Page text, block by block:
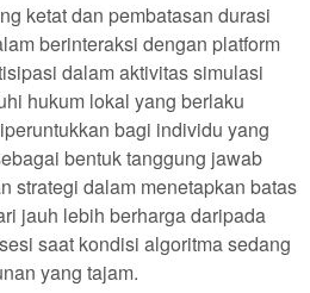
ketat dan pembatasan durasi
berinteraksi dengan platform
dalam aktivitas simulasi
hukum lokal yang berlaku
bagi individu yang
bentuk tanggung jawab
strategi dalam menetapkan batas
jauh lebih berharga daripada
saat kondisi algoritma sedang
yang tajam.